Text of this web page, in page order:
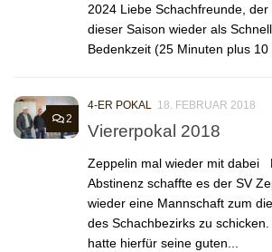
2024 Liebe Schachfreunde,
dieser Saison wieder als
Bedenkzeit (25 Minuten plus 10
2
4-ER POKAL 18. FEBRUAR 2018
Viererpokal 2018
Zeppelin mal wieder mit dabei
Abstinenz schaffte es der SV
wieder eine Mannschaft zum
des Schachbezirks zu
hatte hierfür seine guten...